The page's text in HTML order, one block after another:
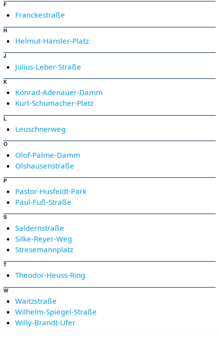
F
Franckestraße
H
Helmut-Hänsler-Platz
J
Julius-Leber-Straße
K
Konrad-Adenauer-Damm
Kurt-Schumacher-Platz
L
Leuschnerweg
O
Olof-Palme-Damm
Olshausenstraße
P
Pastor-Husfeldt-Park
Paul-Fuß-Straße
S
Saldernstraße
Silke-Reyer-Weg
Stresemannplatz
T
Theodor-Heuss-Ring
W
Waitzstraße
Wilhelm-Spiegel-Straße
Willy-Brandt-Ufer